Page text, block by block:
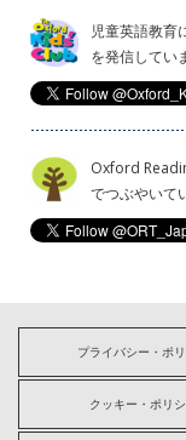
児童英語教育
を発信してい
Oxford
でつぶやいて
プライバシー・ポ
クッキー・ポリ